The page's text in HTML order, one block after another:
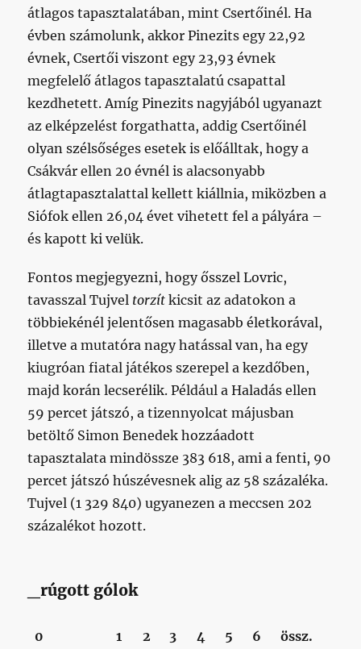
átlagos tapasztalatában, mint Csertőinél. Ha
évben számolunk, akkor Pinezits egy 22,92
évnek, Csertői viszont egy 23,93 évnek
megfelelő átlagos tapasztalatú csapattal
kezdhetett. Amíg Pinezits nagyjából ugyanazt
az elképzelést forgathatta, addig Csertőinél
olyan szélsőséges esetek is előálltak, hogy a
Csákvár ellen 20 évnél is alacsonyabb
átlagtapasztalattal kellett kiállnia, miközben a
Siófok ellen 26,04 évet vihetett fel a pályára –
és kapott ki velük.
Fontos megjegyezni, hogy ősszel Lovric,
tavasszal Tujvel torzít kicsit az adatokon a
többiekénél jelentősen magasabb életkorával,
illetve a mutatóra nagy hatással van, ha egy
kiugróan fiatal játékos szerepel a kezdőben,
majd korán lecserélik. Például a Haladás ellen
59 percet játszó, a tizennyolcat májusban
betöltő Simon Benedek hozzáadott
tapasztalata mindössze 383 618, ami a fenti, 90
percet játszó húszévesnek alig az 58 százaléka.
Tujvel (1 329 840) ugyanezen a meccsen 202
százalékot hozott.
_rúgott gólok
0 1 2 3 4 5 6
össz.